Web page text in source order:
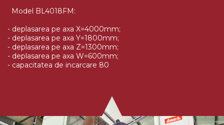
Model BL4018FM:
- deplasarea pe axa X=4000mm;
- deplasarea pe axa Y=1800mm;
- deplasarea pe axa Z=1300mm;
- deplasarea pe axa W=600mm;
- capacitatea de incarcare 80